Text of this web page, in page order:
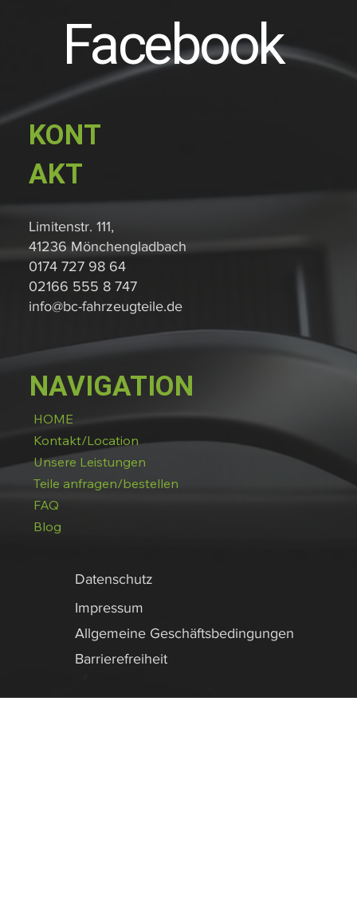
Facebook
Datenschutz
Impressum
Allgemeine Geschäftsbedingungen
Barrierefreiheit
NAVIGATION
HOME
Kontakt/Location
Unsere Leistungen
Teile anfragen/bestellen
FAQ
Blog
KONT
AKT
Limitenstr. 111,
41236 Mönchengladbach
0174 727 98 64
02166 555 8 747
info@bc-fahrzeugteile.de